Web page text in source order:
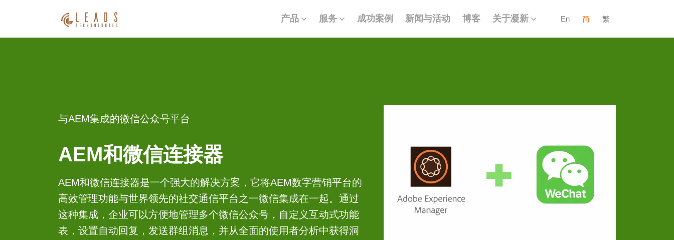
产品 服务 成功案例 新闻与活动 博客 关于凝新 En 简 繁
与AEM集成的微信公众号平台
AEM和微信连接器
AEM和微信连接器是一个强大的解决方案，它将AEM数字营销平台的
高效管理功能与世界领先的社交通信平台之一微信集成在一起。通过
这种集成，企业可以方便地管理多个微信公众号，自定义互动式功能
表，设置自动回复，发送群组消息，并从全面的使用者分析中获得洞